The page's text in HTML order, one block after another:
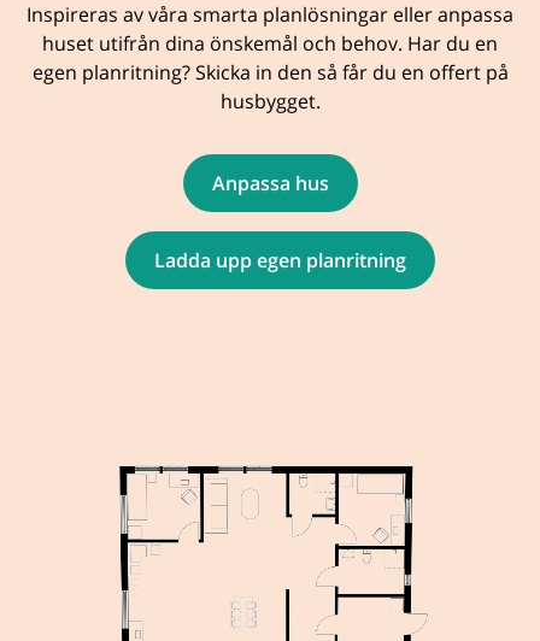
Inspireras av våra smarta planlösningar eller anpassa
huset utifrån dina önskemål och behov. Har du en
egen planritning? Skicka in den så får du en offert på
husbygget.
Anpassa hus
Ladda upp egen planritning